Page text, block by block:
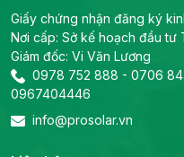
Giấy chứng nhận đăng ký
Nơi cấp: Sở kế hoạch đầu tư
Giám đốc: Vi Văn Lương
0978 752 888 - 0706
0967404446
info@prosolar.vn